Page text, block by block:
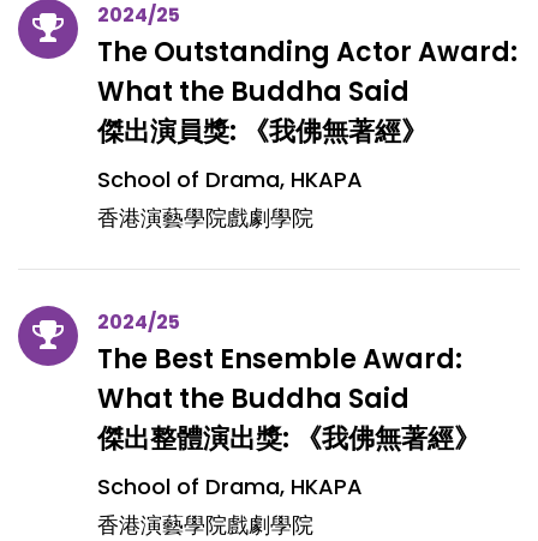
2024/25
The Outstanding Actor Award:
What the Buddha Said
傑出演員獎: 《我佛無著經》
School of Drama, HKAPA
香港演藝學院戲劇學院
2024/25
The Best Ensemble Award:
What the Buddha Said
傑出整體演出獎: 《我佛無著經》
School of Drama, HKAPA
香港演藝學院戲劇學院